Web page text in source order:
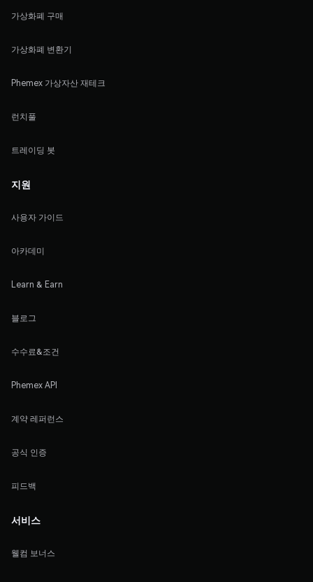
가상화폐 구매
가상화폐 변환기
Phemex 가상자산 재테크
런치풀
트레이딩 봇
지원
사용자 가이드
아카데미
Learn & Earn
블로그
수수료&조건
Phemex API
계약 레퍼런스
공식 인증
피드백
서비스
웰컴 보너스